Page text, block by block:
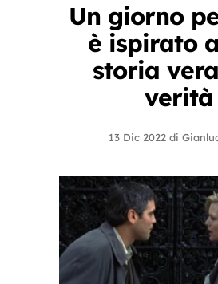
Un giorno
è ispirato
storia
verità
13 Dic 2022 di